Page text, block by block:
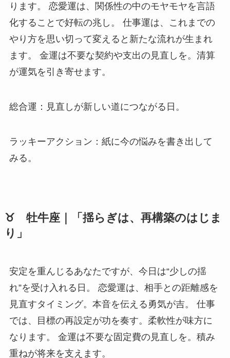
ります。 恋愛運は、関係性の中のモヤモヤを言語
化することで好転の兆し。 仕事運は、これまでの
やり方を思い切って変えると新たな流れが生まれ
ます。 金運は不要な契約や支出の見直しを。清算
が運気を引き寄せます。
総合運：見直しが新しい道につながる日。
ラッキーアクション：紙に今の悩みを書き出して
みる。
♉ 牡牛座｜「揺らぎは、再構築のはじま
り」
安定を重んじるあなたですが、今日は“少しの揺
れ”を受け入れる日。 恋愛運は、相手との距離感を
見直すタイミング。本音を伝える勇気が吉。 仕事
では、目標の再設定が功を奏す。柔軟性が味方に
なります。 金運は不要な固定費の見直しを。積み
重ねが将来を支えます。